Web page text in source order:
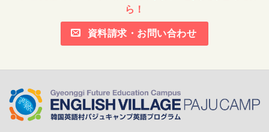
ら！
資料請求・お問い合わせ